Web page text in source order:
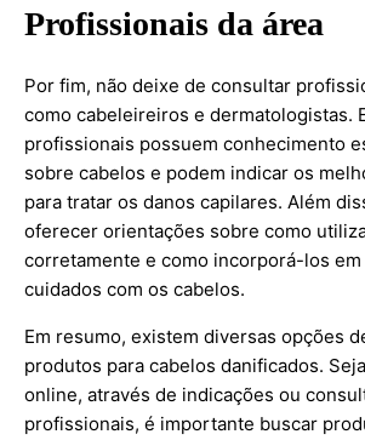
Profissionais da área
Por fim, não deixe de consultar
como cabeleireiros e dermatologistas.
profissionais possuem conhecimento
sobre cabelos e podem indicar os
para tratar os danos capilares. Além
oferecer orientações sobre como
corretamente e como incorporá-los em
cuidados com os cabelos.
Em resumo, existem diversas opções
produtos para cabelos danificados.
online, através de indicações ou
profissionais, é importante buscar